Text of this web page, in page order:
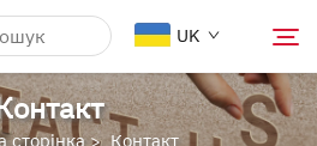
UK
сторінка>Контакт